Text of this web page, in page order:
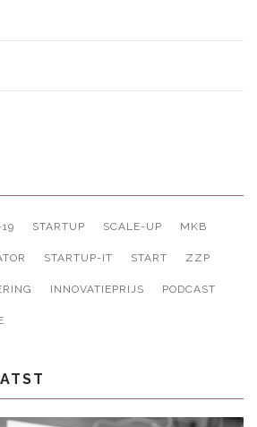
STARTUP SCALE-UP MKB
STARTUP-IT START ZZP
INNOVATIEPRIJS PODCAST